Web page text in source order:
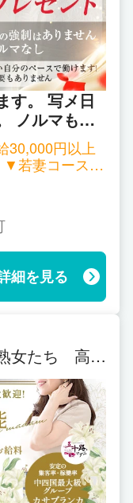
か？
給与面かと思い
る皆様は、今よ
る職場をお探し
では、お仕事な
α”で、日々確実
いたします。
お話を耳にしま
す。 写メ日
ノルマもあ
違い自分の
料 全バック ┗雑費・引かれものなし
細を見る
女たち 高松